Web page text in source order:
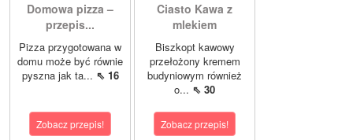
Domowa pizza –
przepis...
Pizza przygotowana w
domu może być równie
pyszna jak ta... ⇖ 16
Zobacz przepis!
Ciasto Kawa z
mlekiem
Biszkopt kawowy
przełożony kremem
budyniowym również
o... ⇖ 30
Zobacz przepis!